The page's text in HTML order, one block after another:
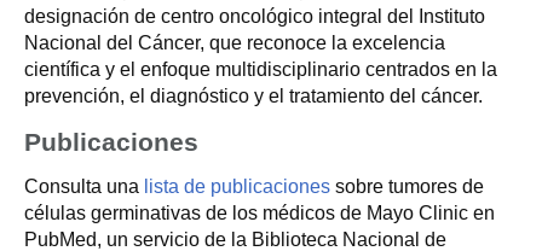
designación de centro oncológico integral del Instituto
Nacional del Cáncer, que reconoce la excelencia
científica y el enfoque multidisciplinario centrados en la
prevención, el diagnóstico y el tratamiento del cáncer.
Publicaciones
Consulta una lista de publicaciones sobre tumores de
células germinativas de los médicos de Mayo Clinic en
PubMed, un servicio de la Biblioteca Nacional de